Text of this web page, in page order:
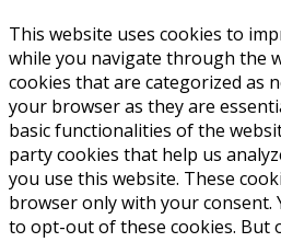
This website uses cookies to
while you navigate through the
cookies that are categorized as
your browser as they are
basic functionalities of the
party cookies that help us
you use this website. These
browser only with your consent.
to opt-out of these cookies. But